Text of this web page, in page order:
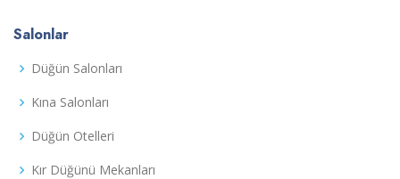
Salonlar
Düğün Salonları
Kına Salonları
Düğün Otelleri
Kır Düğünü Mekanları